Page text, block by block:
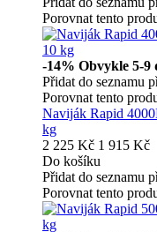
Porovnat tento
-14% Obvykle 5-9
Přidat do seznamu
Porovnat tento
Naviják Rapid
kg
2 225 Kč 1 915 Kč
Do košíku
Přidat do seznamu
Porovnat tento